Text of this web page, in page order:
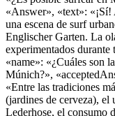
«Answer», «text»: «¡Sí!
una escena de surf
Englischer Garten. La
experimentados
«name»: «¿Cuáles son
Múnich?»,
«Entre las tradiciones
(jardines de cerveza),
Lederhose, el consumo